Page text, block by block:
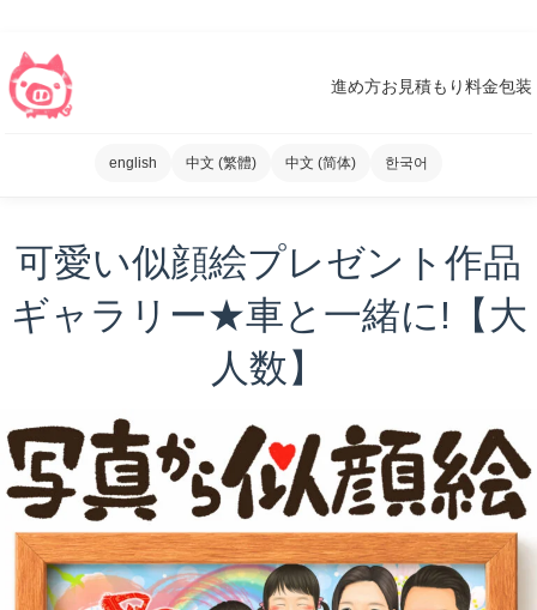
進め方お見積もり料金包装
english 中文 (繁體) 中文 (简体) 한국어
可愛い似顔絵プレゼント作品
ギャラリー★車と一緒に!【大
人数】